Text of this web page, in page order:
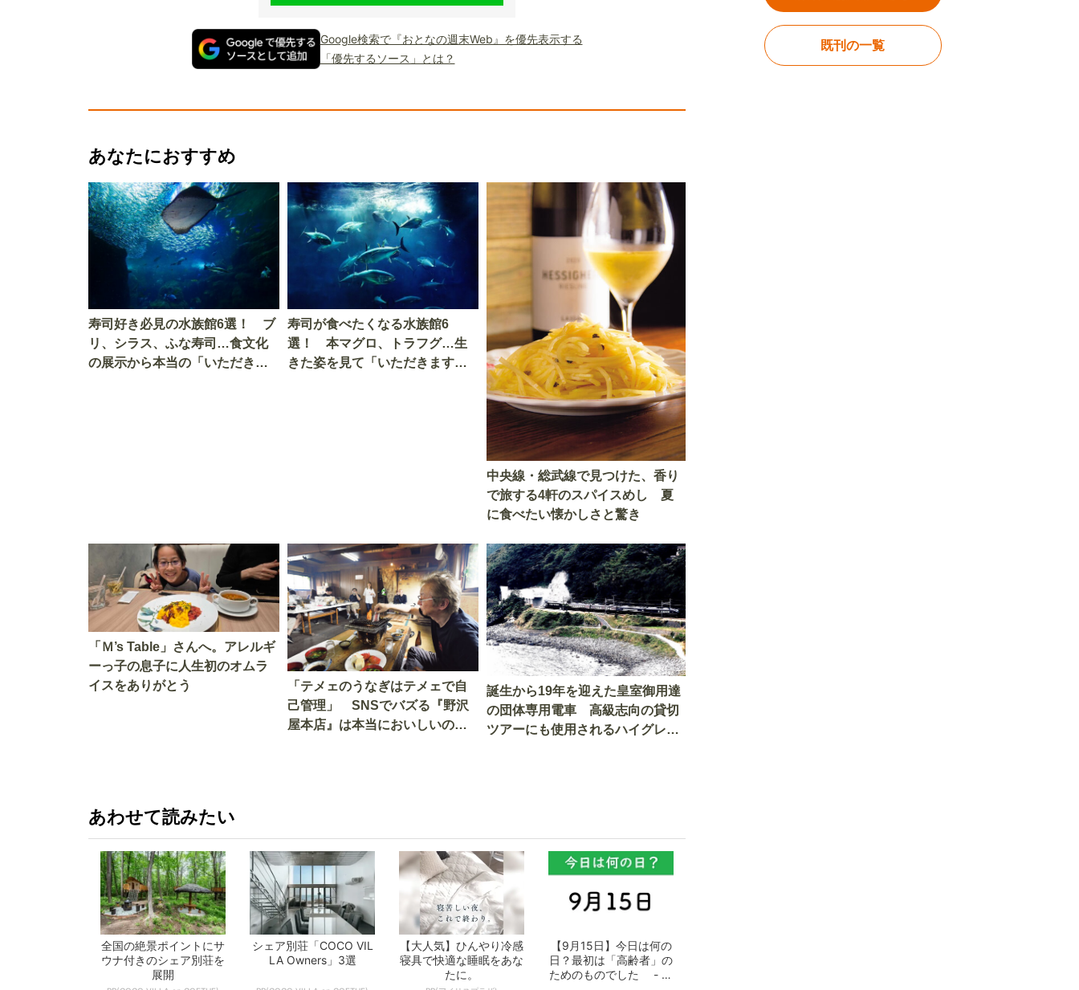
Google検索で『おとなの週末Web』を優先表示する
「優先するソース」とは？
あなたにおすすめ
寿司好き必見の水族館6選！ ブ
リ、シラス、ふな寿司…食文化
の展示から本当の「いただきま
寿司が食べたくなる水族館6
選！ 本マグロ、トラフグ…生
きた姿を見て「いただきます」
中央線・総武線で見つけた、香り
で旅する4軒のスパイスめし 夏
に食べたい懐かしさと驚き
「Ｍ’s Table」さんへ。アレルギ
ーっ子の息子に人生初のオムラ
イスをありがとう
「テメェのうなぎはテメェで自
己管理」 SNSでバズる『野沢
屋本店』は本当においしいの
誕生から19年を迎えた皇室御用達
の団体専用電車 高級志向の貸切
ツアーにも使用されるハイグレー
あわせて読みたい
全国の絶景ポイントにサ
ウナ付きのシェア別荘を
展開
シェア別荘「COCO VIL
LA Owners」3選
【大人気】ひんやり冷感
寝具で快適な睡眠をあな
たに。
【9月15日】今日は何の
日？最初は「高齢者」の
ためのものでした - お
既刊の一覧